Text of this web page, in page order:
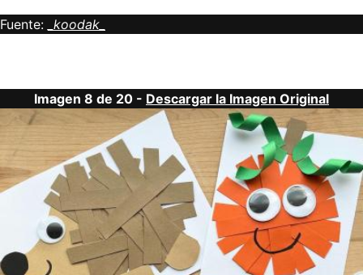
Fuente: _koodak_
Imagen 8 de 20 - Descargar la Imagen Original